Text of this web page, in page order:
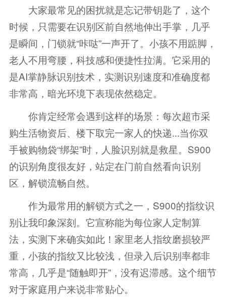
大家最常见的困扰就是忘记带钥匙了，这个
时候，只需要在识别区前自然地伸出手掌，几乎
是瞬间，门锁就“咔哒”一声开了。小孩不用踮脚，
老人不用弯腰，科技感和便捷性拉满。它采用的
是AI掌静脉识别技术，实测识别速度和准确度都
非常高，暗光环境下表现依然稳定。
你肯定经常会遇到这样的场景：每次超市采
购生活物资后、楼下取完一家人的快递...当你双
手被购物袋“绑架”时，人脸识别就是救星。S900
的识别角度很友好，站定在门前自然看向识别
区，解锁流畅自然。
作为最常用的解锁方式之一，S900的指纹识
别让我印象深刻。它宣称能为每位家人定制算
法，实测下来确实如此！家里老人指纹磨损较严
重，小孩的指纹又比较浅，但录入后识别率都非
常高，几乎是“随触即开”，没有迟滞感。这个细节
对于家庭用户来说非常贴心。